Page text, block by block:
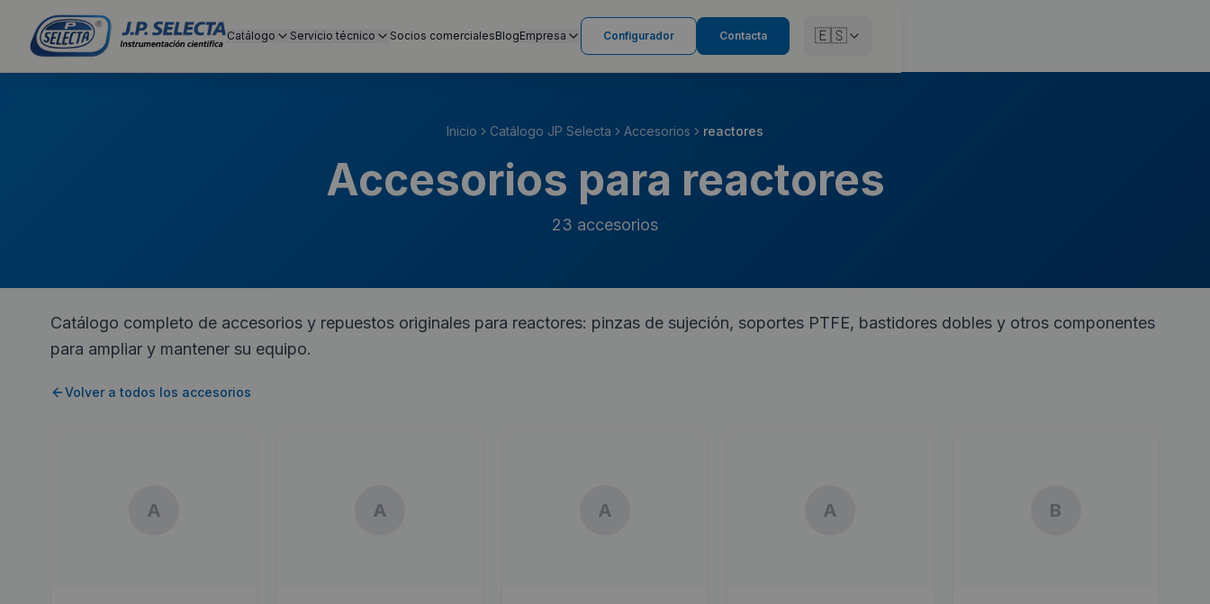
Catálogo Servicio técnico Socios comercialesBlogEmpresa Configurador Contacta 🇪🇸
Inicio Catálogo JP Selecta Accesorios reactores
Accesorios para reactores
23 accesorios
Catálogo completo de accesorios y repuestos originales para reactores: pinzas de sujeción, soportes PTFE, bastidores dobles y otros componentes
para ampliar y mantener su equipo.
Volver a todos los accesorios
A A A A B